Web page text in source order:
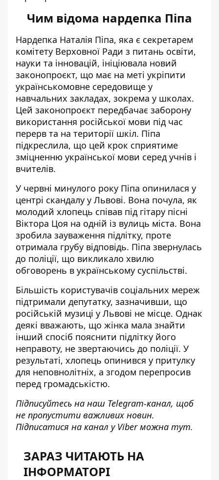
Чим відома нардепка Піпа
Нардепка Наталія Піпа, яка є секретарем
комітету Верховної Ради з питань освіти,
науки та інновацій, ініціювала новий
законопроєкт, що має на меті укріпити
українськомовне середовище у
навчальних закладах, зокрема у школах.
Цей законопроєкт передбачає заборону
використання російської мови під час
перерв та на території шкіл. Піпа
підкреслила, що цей крок сприятиме
зміцненню української мови серед учнів і
вчителів.
У червні минулого року Піпа опинилася у
центрі скандалу у Львові. Вона почула, як
молодий хлопець співав під гітару пісні
Віктора Цоя на одній із вулиць міста. Вона
зробила зауваження підлітку, проте
отримала грубу відповідь. Піпа звернулась
до поліції, що викликало хвилю
обговорень в українському суспільстві.
Більшість користувачів соціальних мереж
підтримали депутатку, зазначивши, що
російській музиці у Львові не місце. Однак
деякі вважають, що жінка мала знайти
інший спосіб пояснити підлітку його
неправоту, не звертаючись до поліції. У
результаті, хлопець опинився у притулку
для неповнолітніх, а згодом перепросив
перед громадськістю.
Підписуйтесь на наш Telegram-канал, щоб
не пропустити важливих новин.
Підписатися на канал у Viber можна тут.
ЗАРАЗ ЧИТАЮТЬ НА
ІНФОРМАТОРІ